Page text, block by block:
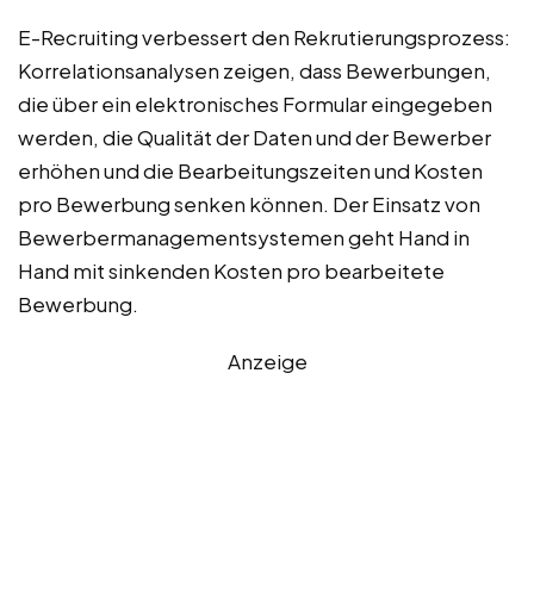
E-Recruiting verbessert den Rekrutierungsprozess:
Korrelationsanalysen zeigen, dass Bewerbungen,
die über ein elektronisches Formular eingegeben
werden, die Qualität der Daten und der Bewerber
erhöhen und die Bearbeitungszeiten und Kosten
pro Bewerbung senken können. Der Einsatz von
Bewerbermanagementsystemen geht Hand in
Hand mit sinkenden Kosten pro bearbeitete
Bewerbung.
Anzeige